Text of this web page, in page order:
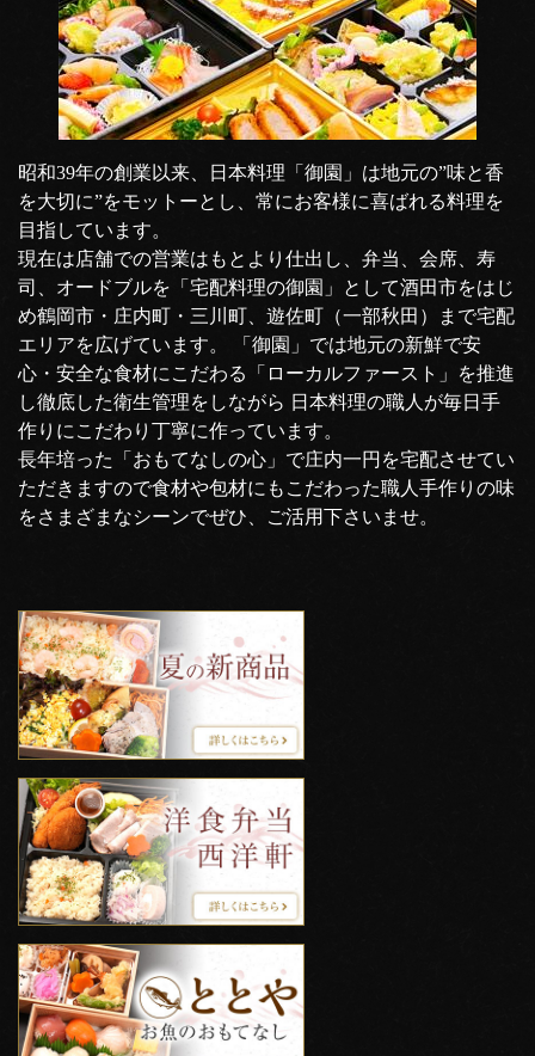
昭和39年の創業以来、日本料理「御園」は地元の”味と香
を大切に”をモットーとし、常にお客様に喜ばれる料理を
目指しています。
現在は店舗での営業はもとより仕出し、弁当、会席、寿
司、オードブルを「宅配料理の御園」として酒田市をはじ
め鶴岡市・庄内町・三川町、遊佐町（一部秋田）まで宅配
エリアを広げています。 「御園」では地元の新鮮で安
心・安全な食材にこだわる「ローカルファースト」を推進
し徹底した衛生管理をしながら 日本料理の職人が毎日手
作りにこだわり丁寧に作っています。
長年培った「おもてなしの心」で庄内一円を宅配させてい
ただきますので食材や包材にもこだわった職人手作りの味
をさまざまなシーンでぜひ、ご活用下さいませ。